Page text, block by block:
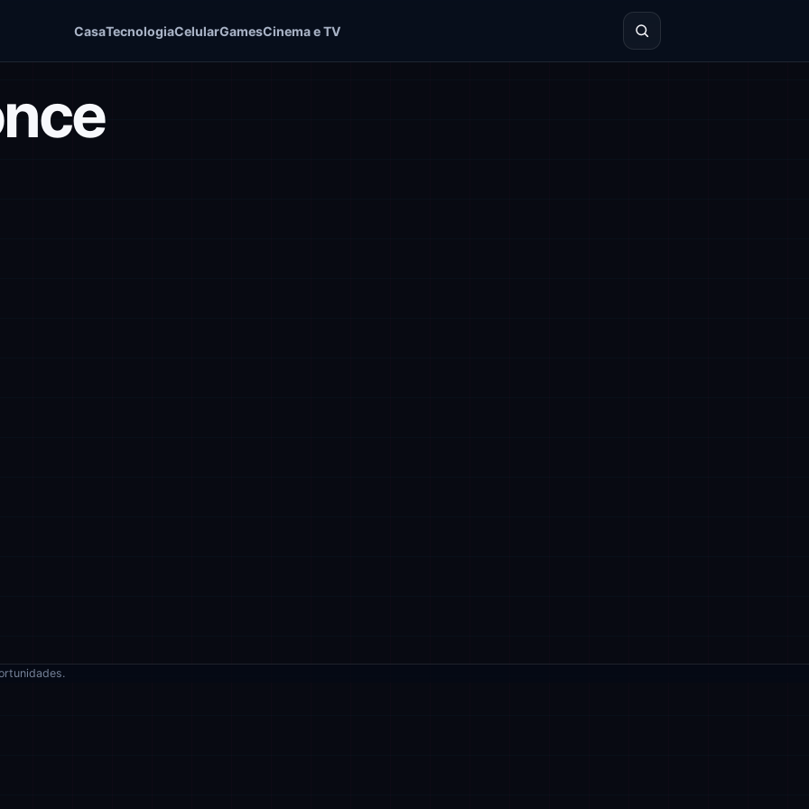
CasaTecnologiaCelularGamesCinema e TV